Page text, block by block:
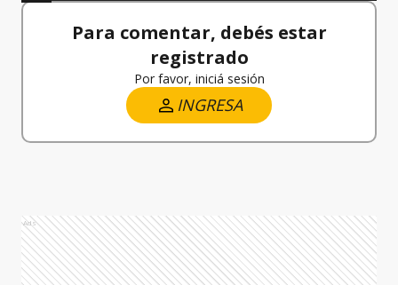
Para comentar, debés estar
registrado
Por favor, iniciá sesión
INGRESA
Ads